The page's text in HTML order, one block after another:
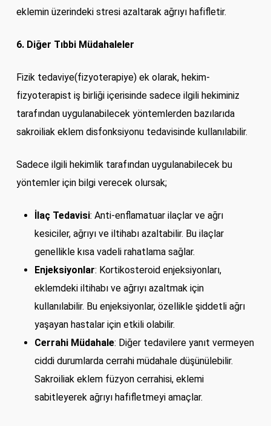
eklemin üzerindeki stresi azaltarak ağrıyı hafifletir.
6. Diğer Tıbbi Müdahaleler
Fizik tedaviye(fizyoterapiye) ek olarak, hekim-
fizyoterapist iş birliği içerisinde sadece ilgili hekiminiz
tarafından uygulanabilecek yöntemlerden bazılarıda
sakroiliak eklem disfonksiyonu tedavisinde kullanılabilir.
Sadece ilgili hekimlik tarafından uygulanabilecek bu
yöntemler için bilgi verecek olursak;
İlaç Tedavisi: Anti-enflamatuar ilaçlar ve ağrı
kesiciler, ağrıyı ve iltihabı azaltabilir. Bu ilaçlar
genellikle kısa vadeli rahatlama sağlar.
Enjeksiyonlar: Kortikosteroid enjeksiyonları,
eklemdeki iltihabı ve ağrıyı azaltmak için
kullanılabilir. Bu enjeksiyonlar, özellikle şiddetli ağrı
yaşayan hastalar için etkili olabilir.
Cerrahi Müdahale: Diğer tedavilere yanıt vermeyen
ciddi durumlarda cerrahi müdahale düşünülebilir.
Sakroiliak eklem füzyon cerrahisi, eklemi
sabitleyerek ağrıyı hafifletmeyi amaçlar.